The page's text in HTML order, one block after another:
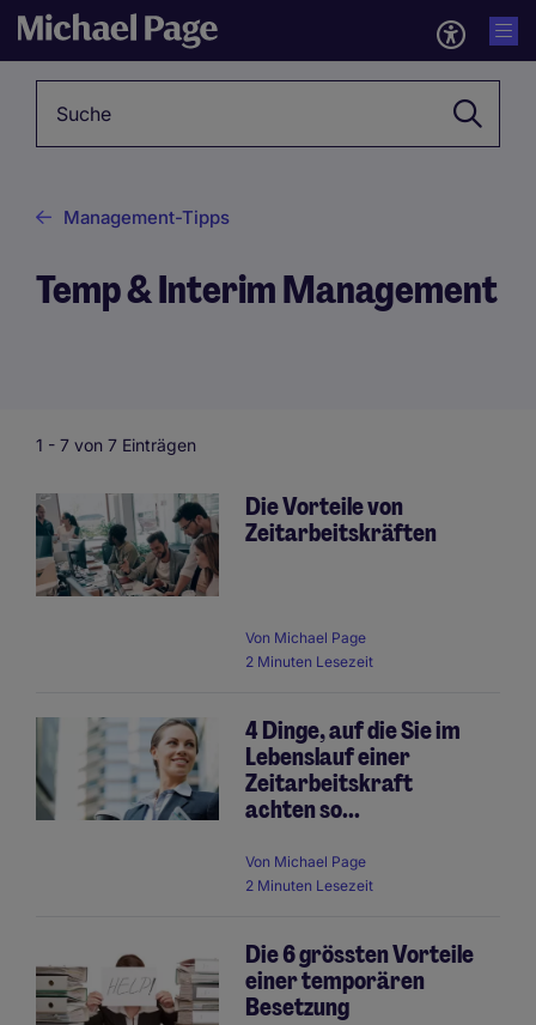
Management-Tipps
Temp & Interim Management
1 - 7 von 7 Einträgen
Die Vorteile von
Zeitarbeitskräften
Von Michael Page
2 Minuten Lesezeit
4 Dinge, auf die Sie im
Lebenslauf einer
Zeitarbeitskraft
achten so...
Von Michael Page
2 Minuten Lesezeit
Die 6 grössten Vorteile
einer temporären
Besetzung